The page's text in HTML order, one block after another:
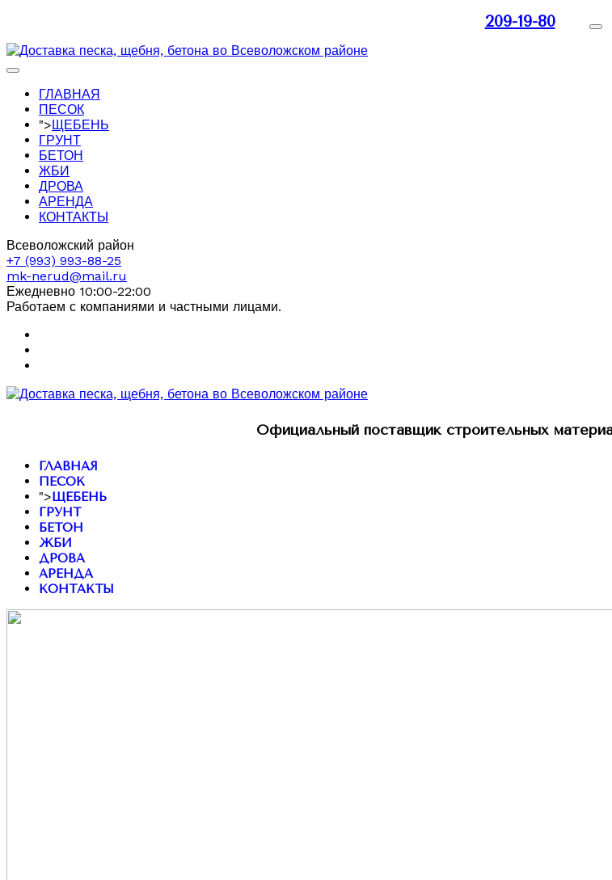
209-19-80
ГЛАВНАЯ
ПЕСОК
">ЩЕБЕНЬ
ГРУНТ
БЕТОН
ЖБИ
ДРОВА
АРЕНДА
КОНТАКТЫ
Всеволожский район
+7 (993) 993-88-25
mk-nerud@mail.ru
Ежедневно 10:00-22:00
Работаем с компаниями и частными лицами.
Официальный поставщик строительных
ГЛАВНАЯ
ПЕСОК
">ЩЕБЕНЬ
ГРУНТ
БЕТОН
ЖБИ
ДРОВА
АРЕНДА
КОНТАКТЫ